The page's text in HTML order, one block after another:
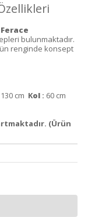
Ferace
bulunmaktadır.
renginde konsept
130 cm Kol : 60 cm
(Ürün